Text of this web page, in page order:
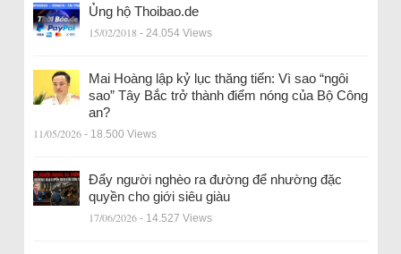
Ủng hộ Thoibao.de
15/02/2018 - 24.054 Views
Mai Hoàng lập kỷ lục thăng tiến: Vì sao “ngôi
sao” Tây Bắc trở thành điểm nóng của Bộ Công
an?
11/05/2026 - 18.500 Views
Đẩy người nghèo ra đường để nhường đặc
quyền cho giới siêu giàu
17/06/2026 - 14.527 Views